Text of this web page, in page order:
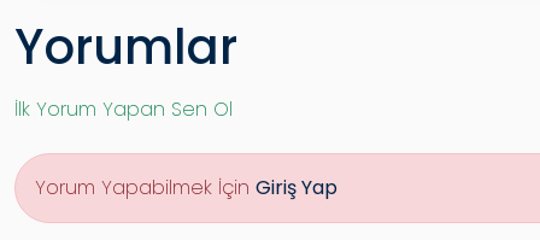
Yorumlar
İlk Yorum Yapan Sen Ol
Yorum Yapabilmek İçin Giriş Yap